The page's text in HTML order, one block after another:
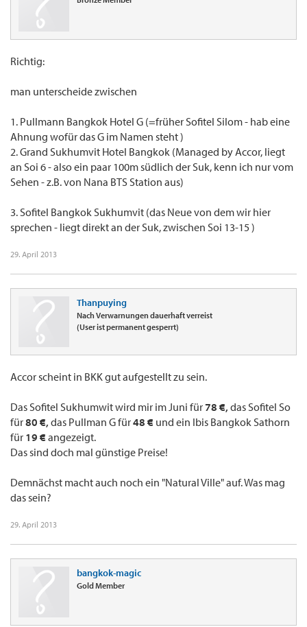
Richtig:
man unterscheide zwischen
1. Pullmann Bangkok Hotel G (=früher Sofitel Silom - hab eine
Ahnung wofür das G im Namen steht )
2. Grand Sukhumvit Hotel Bangkok (Managed by Accor, liegt
an Soi 6 - also ein paar 100m südlich der Suk, kenn ich nur vom
Sehen - z.B. von Nana BTS Station aus)
3. Sofitel Bangkok Sukhumvit (das Neue von dem wir hier
sprechen - liegt direkt an der Suk, zwischen Soi 13-15 )
29. April 2013
Thanpuying
Nach Verwarnungen dauerhaft verreist
(User ist permanent gesperrt)
Accor scheint in BKK gut aufgestellt zu sein.
Das Sofitel Sukhumwit wird mir im Juni für78 €, das Sofitel So
für80 €, das Pullman G für48 € und ein Ibis Bangkok Sathorn
für 19 € angezeigt.
Das sind doch mal günstige Preise!
Demnächst macht auch noch ein "Natural Ville" auf. Was mag
das sein?
29. April 2013
bangkok-magic
Gold Member